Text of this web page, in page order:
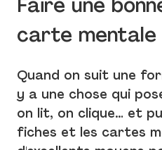
Faire une
carte mentale
Quand on suit une
y a une chose qui
on lit, on clique… et
fiches et les cartes